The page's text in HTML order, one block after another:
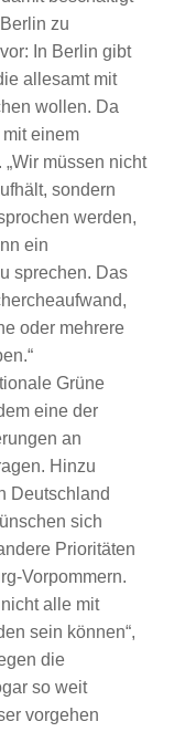
zu
In Berlin gibt
allesamt mit
wollen. Da
einem
müssen nicht
sondern
werden,
ein
sprechen. Das
oder mehrere
Grüne
eine der
an
Hinzu
Deutschland
sich
Prioritäten
Vorpommern.
alle mit
sein können“,
die
so weit
vorgehen